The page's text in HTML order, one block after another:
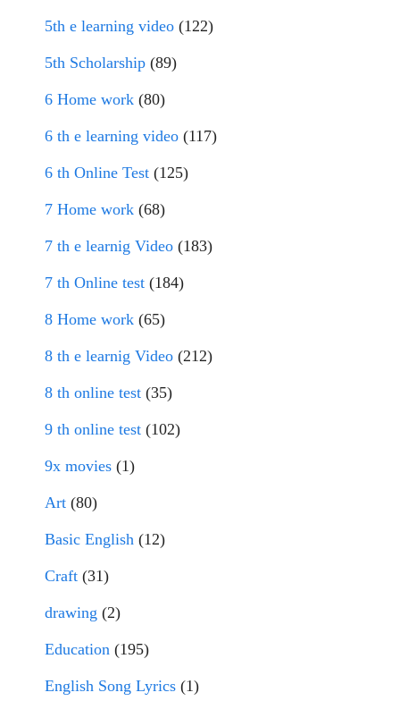
5th e learning video (122)
5th Scholarship (89)
6 Home work (80)
6 th e learning video (117)
6 th Online Test (125)
7 Home work (68)
7 th e learnig Video (183)
7 th Online test (184)
8 Home work (65)
8 th e learnig Video (212)
8 th online test (35)
9 th online test (102)
9x movies (1)
Art (80)
Basic English (12)
Craft (31)
drawing (2)
Education (195)
English Song Lyrics (1)